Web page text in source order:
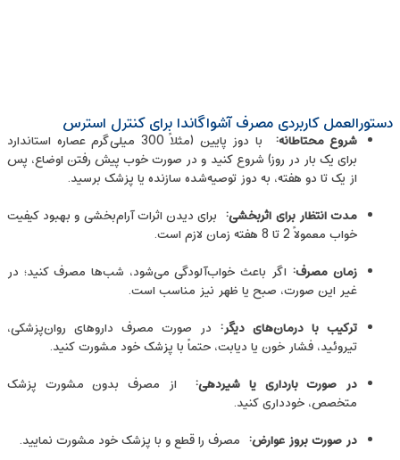
دستورالعمل کاربردی مصرف آشواگاندا برای کنترل استرس
شروع محتاطانه:
با دوز پایین (مثلاً 300 میلی‌گرم عصاره استاندارد
برای یک بار در روز) شروع کنید و در صورت خوب پیش رفتن اوضاع، پس
از یک تا دو هفته، به دوز توصیه‌شده سازنده یا پزشک برسید.
مدت انتظار برای اثربخشی: برای دیدن اثرات آرام‌بخشی و بهبود کیفیت
خواب معمولاً 2 تا 8 هفته زمان لازم است.
زمان مصرف: اگر باعث خواب‌آلودگی می‌شود، شب‌ها مصرف کنید؛ در
غیر این صورت، صبح یا ظهر نیز مناسب است.
ترکیب با درمان‌های دیگر: در صورت مصرف داروهای روان‌پزشکی،
تیروئید، فشار خون یا دیابت، حتماً با پزشک خود مشورت کنید.
در صورت بارداری یا شیردهی: از مصرف بدون مشورت پزشک
متخصص، خودداری کنید.
در صورت بروز عوارض: مصرف را قطع و با پزشک خود مشورت نمایید.